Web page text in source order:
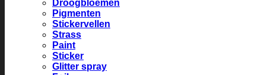
Droogbloemen
Pigmenten
Stickervellen
Strass
Paint
Sticker
Glitter spray